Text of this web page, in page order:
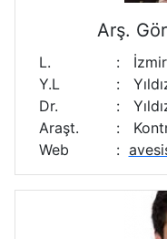
Arş.
L. :
Y.L
:
Dr.
:
Araşt.
:
Web
: